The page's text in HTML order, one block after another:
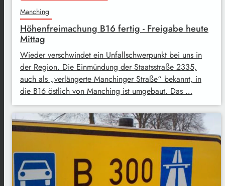
Manching
Höhenfreimachung B16 fertig - Freigabe heute
Mittag
Wieder verschwindet ein Unfallschwerpunkt bei uns in
der Region. Die Einmündung der Staatsstraße 2335,
auch als „verlängerte Manchinger Straße“ bekannt, in
die B16 östlich von Manching ist umgebaut. Das …